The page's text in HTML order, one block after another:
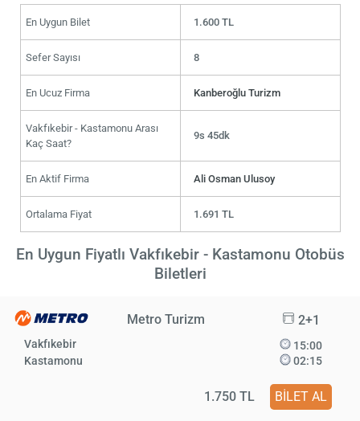
En Uygun Bilet 1.600 TL
Sefer Sayısı 8
En Ucuz Firma Kanberoğlu Turizm
Vakfıkebir - Kastamonu Arası
Kaç Saat?
9s 45dk
En Aktif Firma Ali Osman Ulusoy
Ortalama Fiyat 1.691 TL
En Uygun Fiyatlı Vakfıkebir - Kastamonu Otobüs
Biletleri
Metro Turizm 2+1
Vakfıkebir
Kastamonu
15:00
02:15
1.750 TL BİLET AL